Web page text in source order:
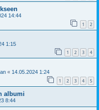
14:44
1 2
1:15
1 2 3 4
« 14.05.2024 1:24
1 2 3 4 5
albumi
8:44